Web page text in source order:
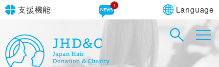
支援機能
文字サイズ 標準
1 Language
in simple English